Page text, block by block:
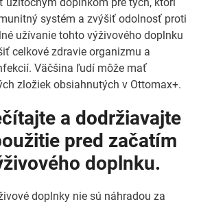
systém a zvýšiť odolnosť proti
užívanie tohto výživového doplnku
celkové zdravie organizmu a
Väčšina ľudí môže mať
zložiek obsiahnutých v Ottomax+.
a dodržiavajte
pred začatím
doplnku.
doplnky nie sú náhradou za